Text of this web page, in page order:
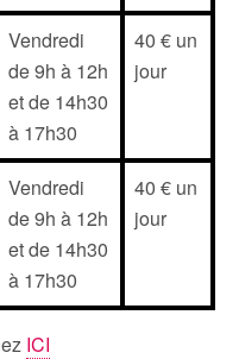
Vendredi
de 9h à 12h
et de 14h30
à 17h30
40 € un
jour
Vendredi
de 9h à 12h
et de 14h30
à 17h30
40 € un
jour
ICI